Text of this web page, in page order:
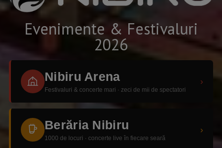
Evenimente & Festivaluri
2026
Nibiru Arena
Festivaluri & concerte mari · zeci de mii de spectatori
›
Berăria Nibiru
1000 de locuri · concerte live în fiecare seară
›